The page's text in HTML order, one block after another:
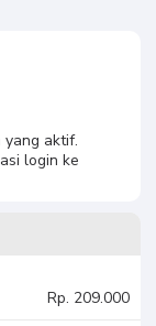
aktif.
login ke
Rp. 209.000